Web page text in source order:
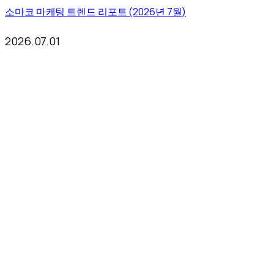
소마코 마케팅 트렌드 리포트 (2026년 7월)
2026.07.01